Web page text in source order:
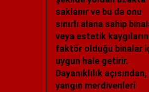
saklanır ve bu da onu
sınırlı alana sahip
veya estetik
faktör olduğu binalar
uygun hale getirir.
Dayanıklılık
yangın merdivenleri